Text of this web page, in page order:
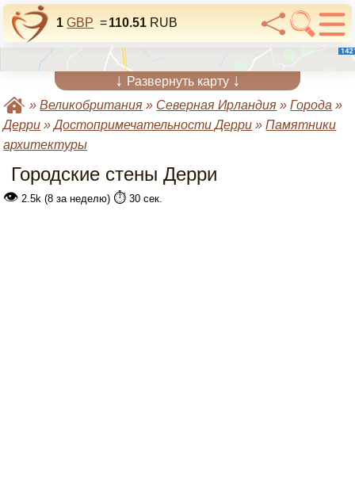
1 GBP =110.51 RUB
↓ Развернуть карту ↓
»Великобритания » Северная Ирландия »Города »
Дерри »Достопримечательности Дерри »Памятники
архитектуры
Городские стены Дерри
👁 2.5k (8 за неделю) ⏱️ 30 сек.